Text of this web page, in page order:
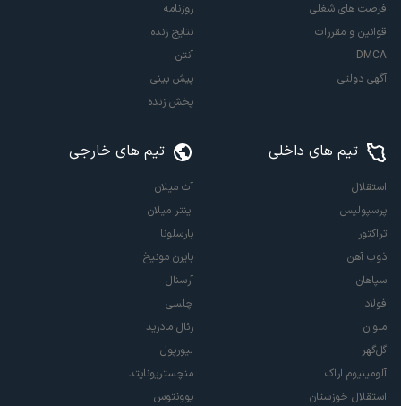
فرصت های شغلی
قوانین و مقررات
DMCA
آگهی دولتی
روزنامه
نتایج زنده
آنتن
پیش بینی
پخش زنده
تیم های داخلی
استقلال
پرسپولیس
تراکتور
ذوب آهن
سپاهان
فولاد
ملوان
گل‌گهر
آلومینیوم اراک
استقلال خوزستان
تیم های خارجی
آث میلان
اینتر میلان
بارسلونا
بایرن مونیخ
آرسنال
چلسی
رئال مادرید
لیورپول
منچستریونایتد
یوونتوس